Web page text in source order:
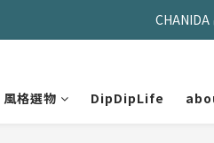
久坐神器>>
風格選物 DipDipLife